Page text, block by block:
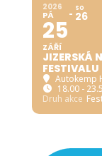
2026
PÁ
25
ZÁŘÍ
SO
26
JIZERSKÁ
FESTIVALU
Autokemp
18.00 -
Druh akce